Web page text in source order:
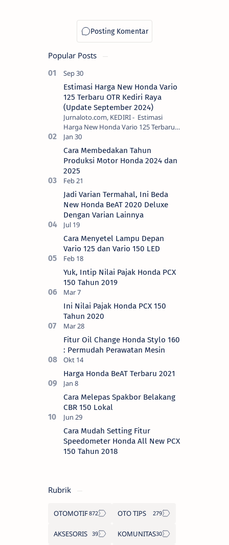
Popular Posts
Estimasi Harga New Honda Vario
125 Terbaru OTR Kediri Raya
(Update September 2024)
Jurnaloto.com, KEDIRI - Estimasi
Harga New Honda Vario 125 Terbaru
OTR Kediri Raya (Update September
2024) Brosis sekalian, PT Astra Honda
Motor (AH…
Cara Membedakan Tahun
Produksi Motor Honda 2024 dan
2025
Jadi Varian Termahal, Ini Beda
New Honda BeAT 2020 Deluxe
Dengan Varian Lainnya
Cara Menyetel Lampu Depan
Vario 125 dan Vario 150 LED
Yuk, Intip Nilai Pajak Honda PCX
150 Tahun 2019
Ini Nilai Pajak Honda PCX 150
Tahun 2020
Fitur Oil Change Honda Stylo 160
: Permudah Perawatan Mesin
Harga Honda BeAT Terbaru 2021
Cara Melepas Spakbor Belakang
CBR 150 Lokal
Cara Mudah Setting Fitur
Speedometer Honda All New PCX
150 Tahun 2018
Rubrik
OTOMOTIF OTO TIPS
AKSESORIS KOMUNITAS